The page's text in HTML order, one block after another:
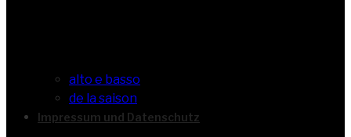
alto e basso
de la saison
Impressum und Datenschutz